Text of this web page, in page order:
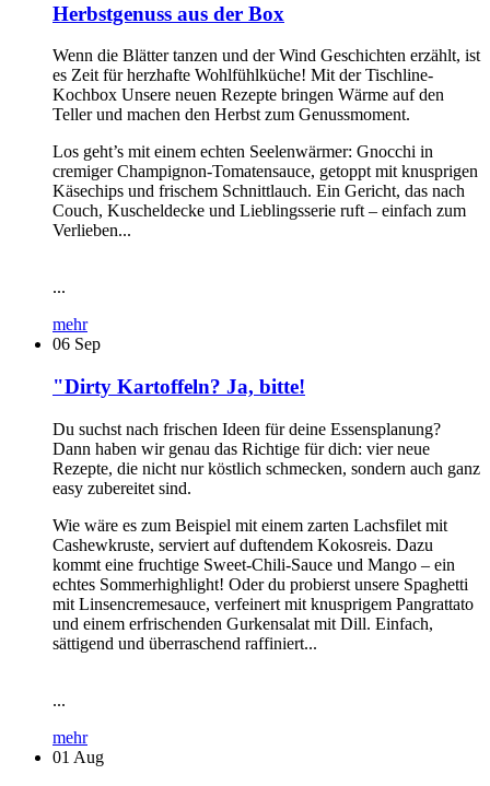
Herbstgenuss aus der Box
Wenn die Blätter tanzen und der Wind Geschichten erzählt, ist
es Zeit für herzhafte Wohlfühlküche! Mit der Tischline-
Kochbox Unsere neuen Rezepte bringen Wärme auf den
Teller und machen den Herbst zum Genussmoment.
Los geht’s mit einem echten Seelenwärmer: Gnocchi in
cremiger Champignon-Tomatensauce, getoppt mit knusprigen
Käsechips und frischem Schnittlauch. Ein Gericht, das nach
Couch, Kuscheldecke und Lieblingsserie ruft – einfach zum
Verlieben...
...
mehr
06 Sep
"Dirty Kartoffeln? Ja, bitte!
Du suchst nach frischen Ideen für deine Essensplanung?
Dann haben wir genau das Richtige für dich: vier neue
Rezepte, die nicht nur köstlich schmecken, sondern auch ganz
easy zubereitet sind.
Wie wäre es zum Beispiel mit einem zarten Lachsfilet mit
Cashewkruste, serviert auf duftendem Kokosreis. Dazu
kommt eine fruchtige Sweet-Chili-Sauce und Mango – ein
echtes Sommerhighlight! Oder du probierst unsere Spaghetti
mit Linsencremesauce, verfeinert mit knusprigem Pangrattato
und einem erfrischenden Gurkensalat mit Dill. Einfach,
sättigend und überraschend raffiniert...
...
mehr
01 Aug